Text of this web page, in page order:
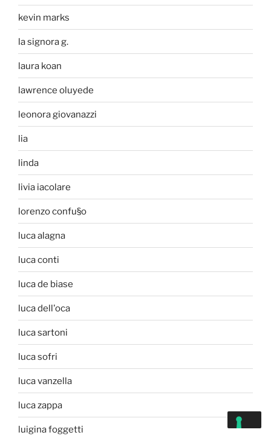
kevin marks
la signora g.
laura koan
lawrence oluyede
leonora giovanazzi
lia
linda
livia iacolare
lorenzo confu§o
luca alagna
luca conti
luca de biase
luca dell'oca
luca sartoni
luca sofri
luca vanzella
luca zappa
luigina foggetti